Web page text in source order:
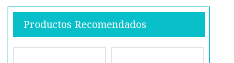
Productos Recomendados